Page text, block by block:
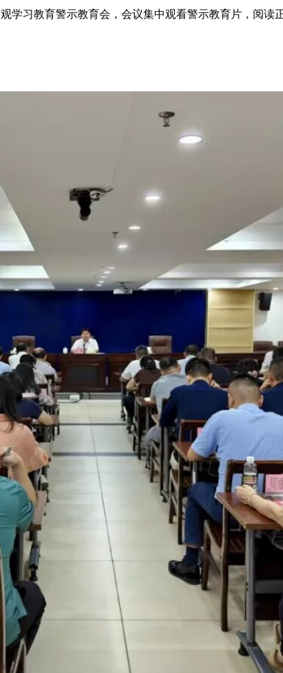
学习教育警示教育会，会议集中观看警示教育片，阅读